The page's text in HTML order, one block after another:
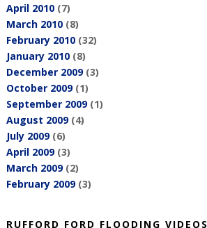
April 2010(7)
March 2010(8)
February 2010(32)
January 2010(8)
December 2009(3)
October 2009(1)
September 2009(1)
August 2009(4)
July 2009(6)
April 2009(3)
March 2009(2)
February 2009(3)
RUFFORD FORD FLOODING VIDEOS